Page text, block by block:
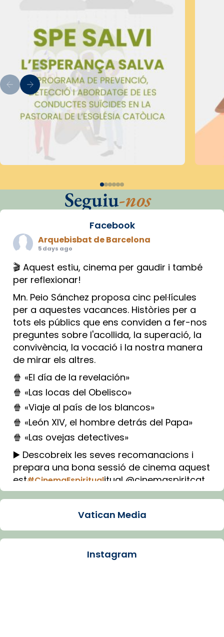
Seguiu-nos
Facebook
Arquebisbat de Barcelona
5 days ago
🎬 Aquest estiu, cinema per gaudir i també
per reflexionar!
Mn. Peio Sánchez proposa cinc pel·lícules
per a aquestes vacances. Històries per a
tots els públics que ens conviden a fer-nos
preguntes sobre l'acollida, la superació, la
convivència, la vocació i la nostra manera
de mirar els altres.
🍿 «El día de la revelación»
🍿 «Las locas del Obelisco»
🍿 «Viaje al país de los blancos»
🍿 «León XIV, el hombre detrás del Papa»
🍿 «Las ovejas detectives»
▶️ Descobreix les seves recomanacions i
prepara una bona sessió de cinema aquest
est#CinemaEspiritualitual @cinemaspiritcat
Imatge: Generada amb IA (OpenAI)
Arquebisbat de Barcelona
Vatican Media
Instagram